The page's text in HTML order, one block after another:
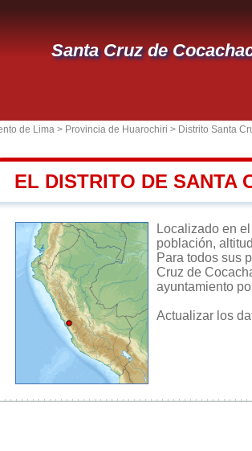
Santa Cruz de
de Lima > Provincia de Huarochiri > Distrito Santa
EL DISTRITO DE SANTA
Localizado en
población,
Para todos sus
Cruz de
ayuntamiento
Actualizar los